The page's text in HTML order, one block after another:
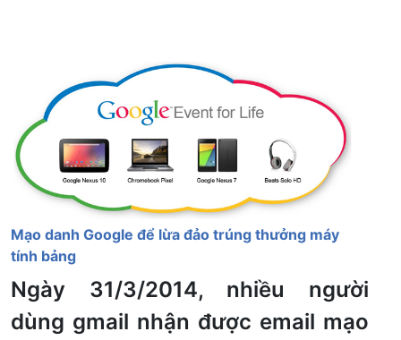
Mạo danh Google để lừa đảo trúng thưởng máy
tính bảng
Ngày 31/3/2014, nhiều người
dùng gmail nhận được email mạo